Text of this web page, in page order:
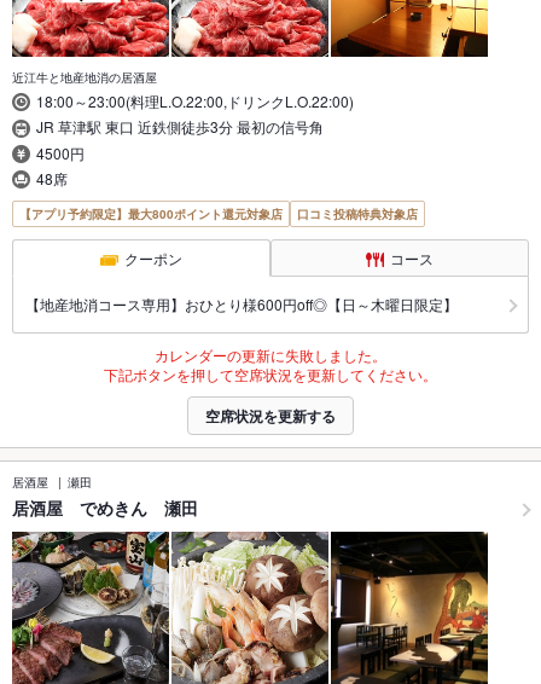
近江牛と地産地消の居酒屋
18:00～23:00(料理L.O.22:00,ドリンクL.O.22:00)
JR 草津駅 東口 近鉄側徒歩3分 最初の信号角
4500円
48席
【アプリ予約限定】最大800ポイント還元対象店 口コミ投稿特典対象店
クーポン コース
【地産地消コース専用】おひとり様600円off◎【日～木曜日限定】
カレンダーの更新に失敗しました。
下記ボタンを押して空席状況を更新してください。
空席状況を更新する
居酒屋 瀬田
居酒屋 でめきん 瀬田